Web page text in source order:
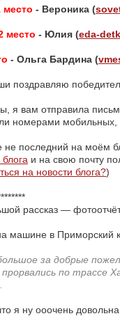
место - Вероника (
место - Юлия (eda-
- Ольга Бардина (
поздравляю
я вам отправила
номерами
не последний на моём
и на свою почту
на новости блога?)
рассказ —
машине в Приморский
за добрые
по трассе
я ну ооочень